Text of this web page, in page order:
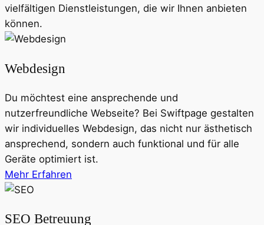
vielfältigen Dienstleistungen, die wir Ihnen anbieten
können.
Webdesign
Du möchtest eine ansprechende und
nutzerfreundliche Webseite? Bei Swiftpage gestalten
wir individuelles Webdesign, das nicht nur ästhetisch
ansprechend, sondern auch funktional und für alle
Geräte optimiert ist.
Mehr Erfahren
SEO Betreuung